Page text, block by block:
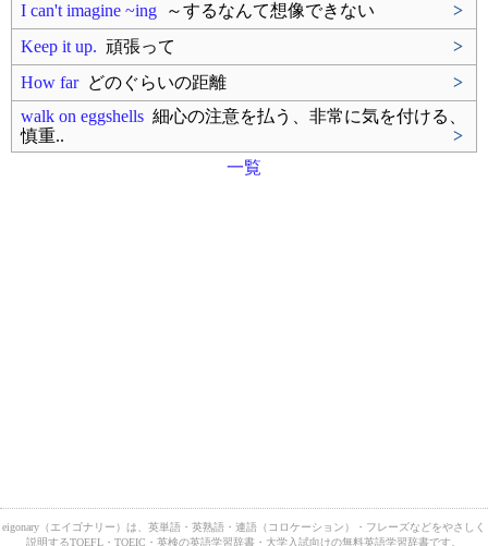
I can't imagine ~ing ～するなんて想像できない
>
Keep it up. 頑張って
>
How farどのぐらいの距離
>
walk on eggshells 細心の注意を払う、非常に気を付ける、
慎重..
>
一覧
eigonary（エイゴナリー）は、英単語・英熟語・連語（コロケーション）・フレーズなどをやさしく
説明するTOEFL・TOEIC・英検の英語学習辞書・大学入試向けの無料英語学習辞書です。